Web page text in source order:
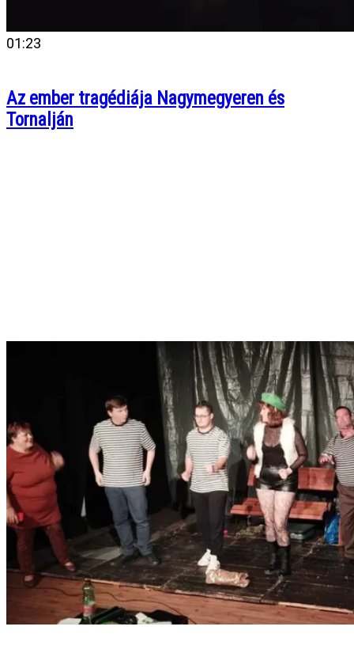
01:23
Az ember tragédiája Nagymegyeren és
Tornalján